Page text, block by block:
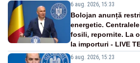
6 aug. 2026, 15:33
Bolojan anunță
energetic.
fosili, repornite. La
la importuri - LIVE
6 aug. 2026, 15:23